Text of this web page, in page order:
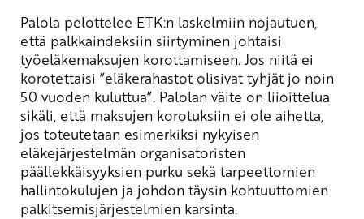
Palola pelottelee ETK:n laskelmiin nojautuen,
että palkkaindeksiin siirtyminen johtaisi
työeläkemaksujen korottamiseen. Jos niitä ei
korotettaisi ”eläkerahastot olisivat tyhjät jo noin
50 vuoden kuluttua”. Palolan väite on liioittelua
sikäli, että maksujen korotuksiin ei ole aihetta,
jos toteutetaan esimerkiksi nykyisen
eläkejärjestelmän organisatoristen
päällekkäisyyksien purku sekä tarpeettomien
hallintokulujen ja johdon täysin kohtuuttomien
palkitsemisjärjestelmien karsinta.